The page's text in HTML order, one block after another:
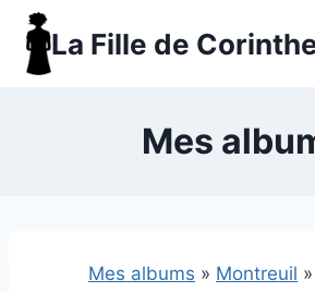
Aller
contenu
La Fille de
Mes
Mes albums » Montreuil »